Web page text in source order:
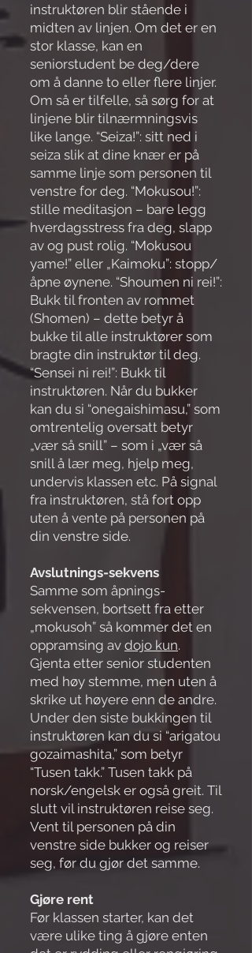
instruktøren blir stående i
midten av linjen. Om det er en
stor klasse, kan en
seniorstudent be deg/dere
om å danne to eller flere linjer.
Om så er tilfelle, så sørg for at
linjene blir tilnærmningsvis
like lange. “Seiza!”: sitt ned i
seiza slik at dine knær er på
samme linje som personen til
venstre for deg. “Mokusou!”:
stille meditasjon – bare legg
hverdagsstress fra deg, slapp
av og pust rolig. “Mokusou
yame!” eller „Kaimoku”: stopp/
åpne øynene. “Shoumen ni rei!”:
Bukk til fronten av rommet
(Shomen) – dette betyr å
bukke til alle instruktører som
bragte din instruktør til deg.
“Sensei ni rei!”: Bukk til
instruktøren. Når du bukker
kan du si “onegaishimasu,” som
omtrentelig oversatt betyr
„vær så snill” – som i „vær så
snill å lær meg, hjelp meg,
undervis klassen etc. På signal
fra instruktøren, stå fort opp
uten å vente på personen på
din venstre side.
Avslutnings-sekvens
Samme som åpnings-
sekvensen, bortsett fra etter
„mokusoh” så kommer det en
oppramsing av dojo kun.
Gjenta etter senior studenten
med høy stemme, men uten å
skrike ut høyere enn de andre.
Under den siste bukkingen til
instruktøren kan du si “arigatou
gozaimashita,” som betyr
“Tusen takk.” Tusen takk på
norsk/engelsk er også greit. Til
slutt vil instruktøren reise seg.
Vent til personen på din
venstre side bukker og reiser
seg, før du gjør det samme.
Gjøre rent
Før klassen starter, kan det
være ulike ting å gjøre enten